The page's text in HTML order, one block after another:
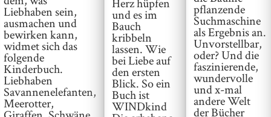
Liebhaben sein,
ausmachen und
bewirken kann,
widmet sich das
folgende
Kinderbuch.
Liebhaben
Savannenelefanten,
Meerotter,
Herz hüpfen
und es im
Bauch
kribbeln
lassen. Wie
bei Liebe auf
den ersten
Blick. So ein
Buch ist
WINDkind
pflanzende
Suchmaschine
als Ergebnis an.
Unvorstellbar,
oder? Und die
faszinierende,
wundervolle
und x-mal
andere Welt
der Bücher